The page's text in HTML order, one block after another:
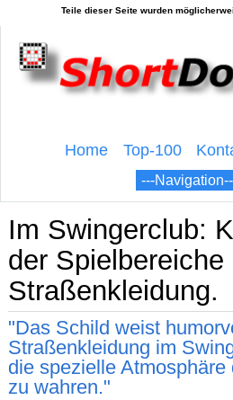
Home Top-100
Im Swingerclub:
der Spielbereiche
Straßenkleidung.
"Das Schild weist
Straßenkleidung im
die spezielle
zu wahren."